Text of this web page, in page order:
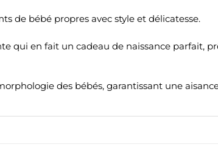
de bébé propres avec style et délicatesse.
qui en fait un cadeau de naissance parfait,
des bébés, garantissant une